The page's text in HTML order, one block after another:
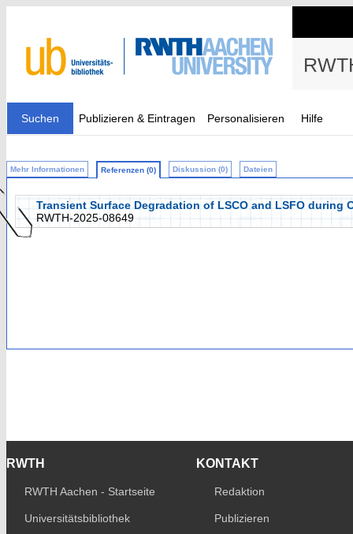
Suchen Publizieren & Eintragen Personalisieren Hilfe
Mehr Informationen Referenzen (0) Diskussion (0) Dateien
Transient Surface Degradation of LSCO and LSFO
RWTH-2025-08649
RWTH
RWTH Aachen - Startseite
Universitätsbibliothek
KONTAKT
Redaktion
Publizieren